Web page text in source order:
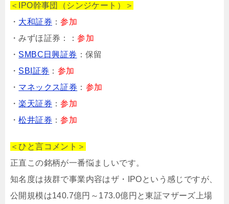
＜IPO幹事団（シンジケート）＞
・ 大和証券 ：参加
・みずほ証券：：参加
・ SMBC日興証券 ：保留
・ SBI証券 ： 参加
・ マネックス証券 ： 参加
・楽天証券 ：参加
・松井証券 ：参加
＜ひと言コメント＞
正直この銘柄が一番悩ましいです。
知名度は抜群で事業内容はザ・IPOという感じですが、
公開規模は140.7億円～173.0億円と東証マザーズ上場